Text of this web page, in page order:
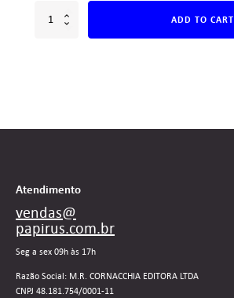
ADD TO CART
Atendimento
vendas@
papirus.com.br
Seg a sex 09h às 17h
Razão Social: M.R. CORNACCHIA EDITORA LTDA
CNPJ 48.181.754/0001-11